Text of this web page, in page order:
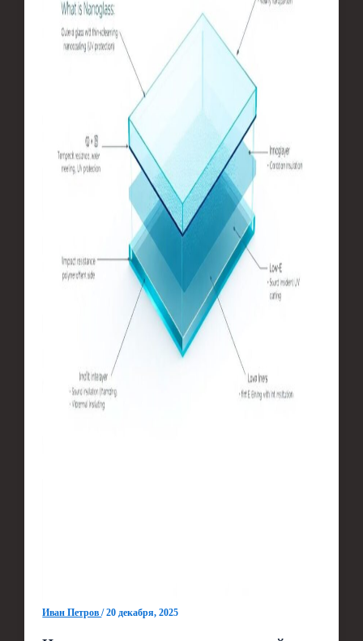
Иван Петров/20 декабря, 2025